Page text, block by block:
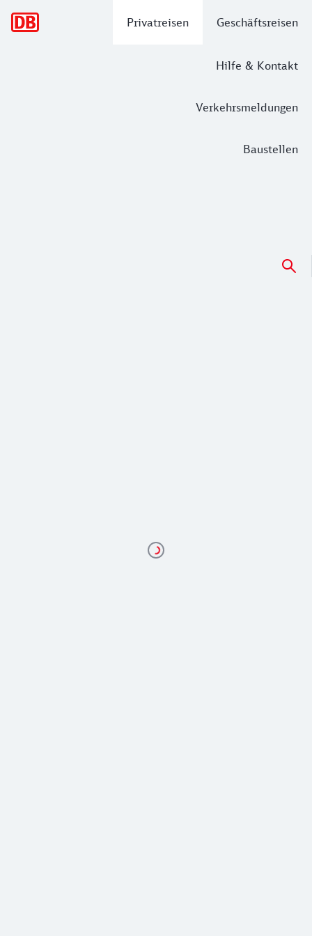
Privatreisen Geschäftsreisen
Hilfe & Kontakt
Verkehrsmeldungen
Baustellen